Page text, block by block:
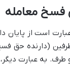
فسخ معامله
عبارت است از
طرفین (دارنده حق
طرف. به عبارت